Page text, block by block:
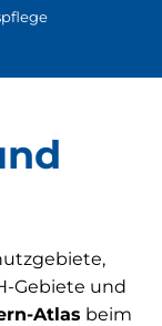
Gebiete und
Atlas beim